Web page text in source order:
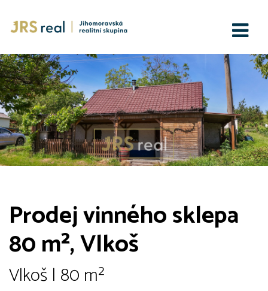
Prodej vinného sklepa
80 m², Vlkoš
Vlkoš | 80 m²